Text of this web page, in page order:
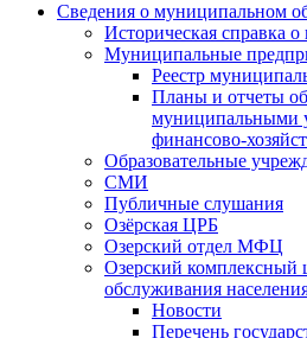
Сведения о муниципальном
Историческая справка о
Муниципальные
Реестр
Планы и отчеты
муниципальными
финансово-
Образовательные
СМИ
Публичные слушания
Озёрская ЦРБ
Озерский отдел МФЦ
Озерский комплексный
обслуживания
Новости
Перечень